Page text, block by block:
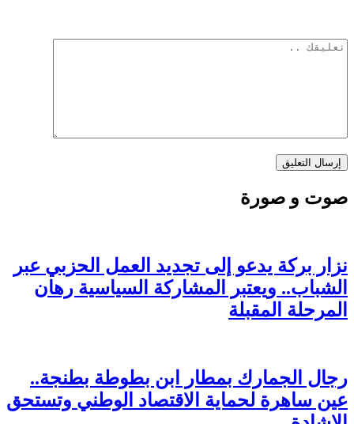
صوت و صورة
نزار بركة يدعو إلى تجديد العمل الحزبي عبر
الشباب.. ويعتبر المشاركة السياسية رهان
المرحلة المقبلة
رجال الجمارك بمطار ابن بطوطة بطنجة..
عين ساهرة لحماية الاقتصاد الوطني وتستحق